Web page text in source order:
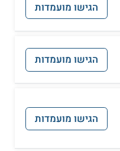
הגישו מועמדות
הגישו מועמדות
הגישו מועמדות